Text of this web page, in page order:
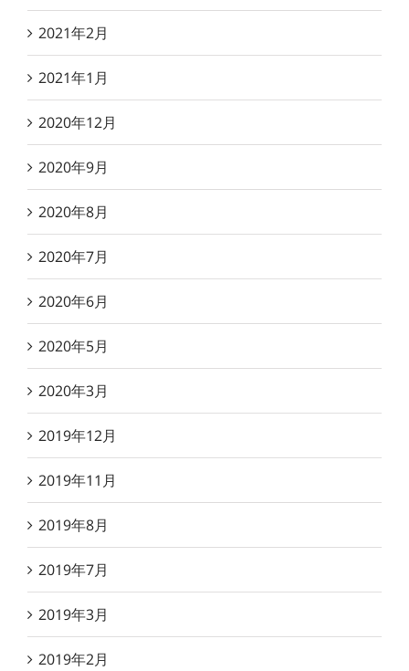
2021年2月
2021年1月
2020年12月
2020年9月
2020年8月
2020年7月
2020年6月
2020年5月
2020年3月
2019年12月
2019年11月
2019年8月
2019年7月
2019年3月
2019年2月